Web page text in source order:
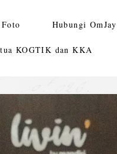
Hubungi OmJay
KOGTIK dan KKA